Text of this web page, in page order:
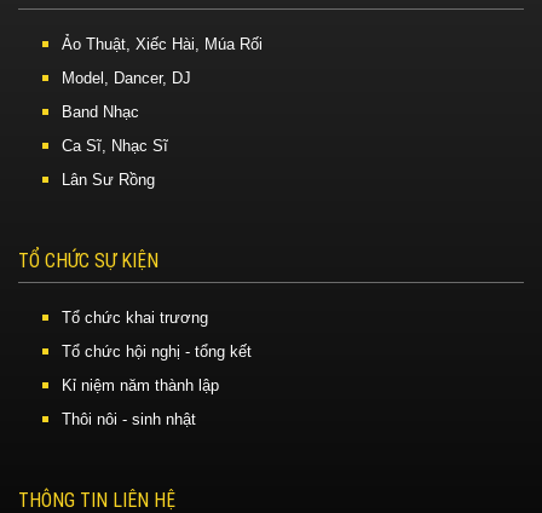
Ảo Thuật, Xiếc Hài, Múa Rối
Model, Dancer, DJ
Band Nhạc
Ca Sĩ, Nhạc Sĩ
Lân Sư Rồng
TỔ CHỨC SỰ KIỆN
Tổ chức khai trương
Tổ chức hội nghị - tổng kết
Kỉ niệm năm thành lập
Thôi nôi - sinh nhật
THÔNG TIN LIÊN HỆ